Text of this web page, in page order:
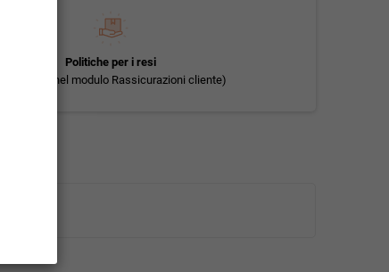
Politiche per i resi
(modificale nel modulo Rassicurazioni cliente)